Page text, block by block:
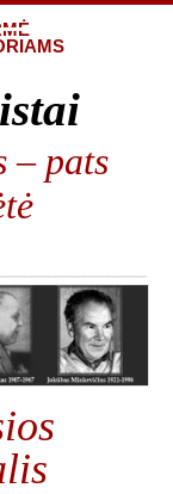
– pats